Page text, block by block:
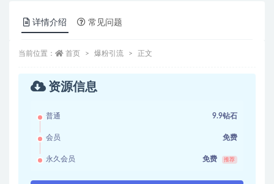
详情介绍 常见问题
当前位置： 首页 爆粉引流 正文
资源信息
普通 9.9钻石
会员 免费
永久会员 免费 推荐